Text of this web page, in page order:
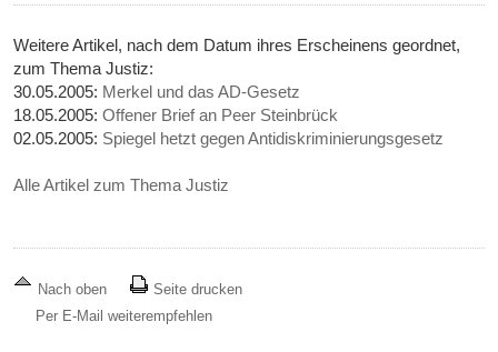
Weitere Artikel, nach dem Datum ihres Erscheinens geordnet,
zum Thema Justiz:
30.05.2005: Merkel und das AD-Gesetz
18.05.2005:Offener Brief an Peer Steinbrück
02.05.2005: Spiegel hetzt gegen Antidiskriminierungsgesetz
Alle Artikel zum Thema Justiz
Nach oben
Seite drucken
Per E-Mail weiterempfehlen